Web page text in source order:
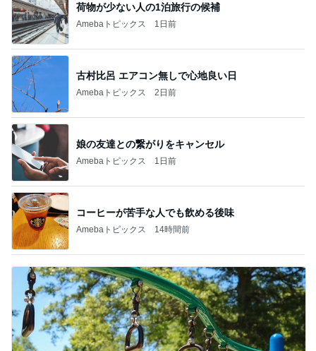
荷物が少ない人の1泊旅行の候補
Amebaトピックス 1日前
古村比呂 エアコン無しで心地良い日
Amebaトピックス 2日前
娘の友達との繋がりをキャンセル
Amebaトピックス 1日前
コーヒーが苦手な人でも飲める後味
Amebaトピックス 14時間前